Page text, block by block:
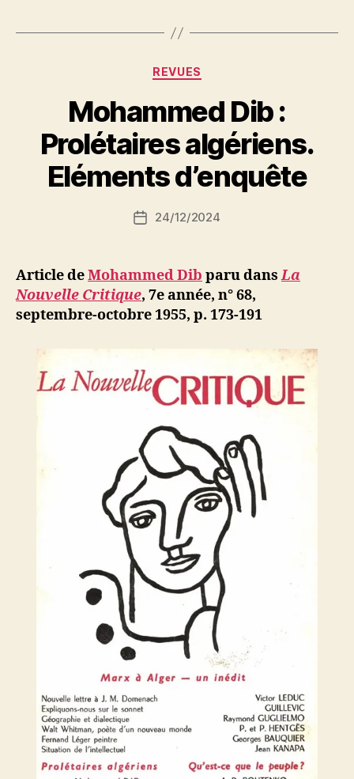
sur
le
drame
des
Nord-
Catégories
REVUES
Mohammed Dib :
Prolétaires algériens.
Eléments d’enquête
Auteur
de
P
a
S
N
ji
b
Date24/12/2024
Article deMohammed Dib paru dansLa
Nouvelle Critique, 7e année, n° 68,
septembre-octobre 1955, p. 173-191